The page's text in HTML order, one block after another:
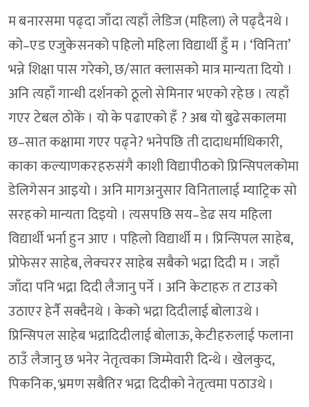
म बनारसमा पढ्दा जाँदा त्यहाँ लेडिज (महिला) ले पढ्दैनथे ।
को–एड एजुकेसनको पहिलो महिला विद्यार्थी हुँ म । ‘विनिता’
भन्ने शिक्षा पास गरेको, छ/सात क्लासको मात्र मान्यता दियो ।
अनि त्यहाँ गान्धी दर्शनको ठूलो सेमिनार भएको रहेछ । त्यहाँ
गएर टेबल ठोकें । यो के पढाएको हँ ? अब यो बुढेसकालमा
छ–सात कक्षामा गएर पढ्ने? भनेपछि ती दादाधर्माधिकारी,
काका कल्याणकरहरुसंगै काशी विद्यापीठको प्रिन्सिपलकोमा
डेलिगेसन आइयो । अनि मागअनुसार विनितालाई म्याट्रिक सो
सरहको मान्यता दिइयो । त्यसपछि सय–डेढ सय महिला
विद्यार्थी भर्ना हुन आए । पहिलो विद्यार्थी म । प्रिन्सिपल साहेब,
प्रोफेसर साहेब, लेक्चरर साहेब सबैको भद्रा दिदी म । जहाँ
जाँदा पनि भद्रा दिदी लैजानु पर्ने । अनि केटाहरु त टाउको
उठाएर हेर्नै सक्दैनथे । केको भद्रा दिदीलाई बोलाउथे ।
प्रिन्सिपल साहेब भद्रादिदीलाई बोलाऊ, केटीहरुलाई फलाना
ठाउँ लैजानु छ भनेर नेतृत्वका जिम्मेवारी दिन्थे । खेलकुद,
पिकनिक, भ्रमण सबैतिर भद्रा दिदीको नेतृत्वमा पठाउथे ।